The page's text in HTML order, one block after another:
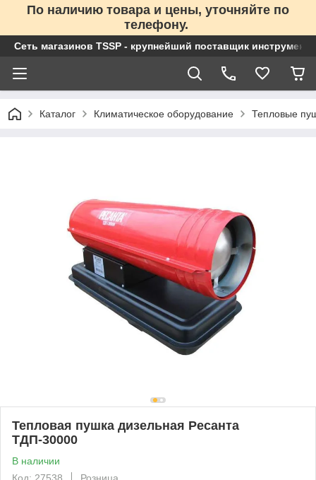
По наличию товара и цены, уточняйте по
телефону.
Сеть магазинов TSSP - крупнейший поставщик
Каталог Климатическое оборудование Тепловые
Тепловая пушка дизельная Ресанта
ТДП-30000
В наличии
Код: 27538
Розница